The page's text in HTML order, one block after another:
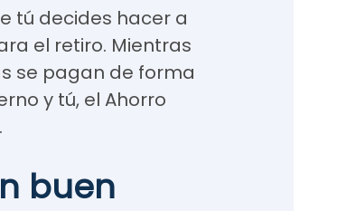
tú decides hacer a
el retiro. Mientras
se pagan de forma
y tú, el Ahorro
buen